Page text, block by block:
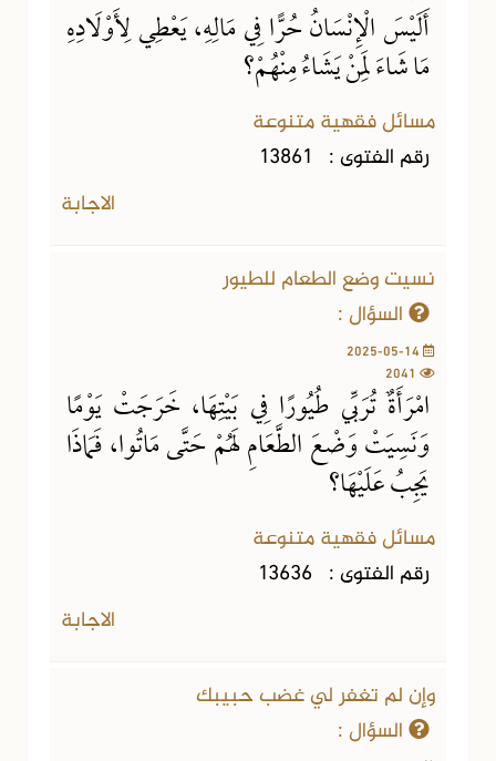
أَلَيْسَ الْإِنْسَانُ حُرًّا فِي مَالِهِ، يَعْطِي لِأَوْلَادِهِ
مَا شَاءَ لِمَنْ يَشَاءُ مِنْهُمْ؟
مسائل فقهية متنوعة
رقم الفتوى : 13861
الاجابة
نسيت وضع الطعام للطيور
السؤال :
امْرَأَةٌ تُرَبِّي طُيُورًا فِي بَيْتِهَا، خَرَجَتْ يَوْمًا
وَنَسِيَتْ وَضْعَ الطَّعَامِ لَهُمْ حَتَّى مَاتُوا، فَمَاذَا
يَجِبُ عَلَيْهَا؟
مسائل فقهية متنوعة
رقم الفتوى : 13636
الاجابة
وإن لم تغفر لي غضب حبيبك
السؤال :